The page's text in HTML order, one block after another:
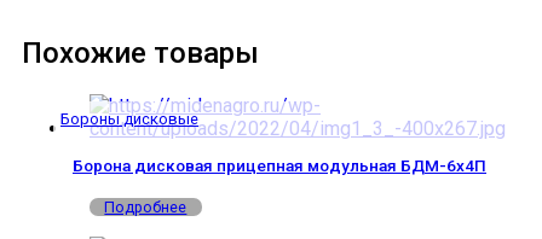
Похожие товары
Бороны дисковые
Борона дисковая прицепная модульная БДМ-6х4П
Подробнее